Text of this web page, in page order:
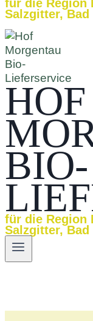
für die Region
Salzgitter,
HOF
BIO-
für die Region
Salzgitter,